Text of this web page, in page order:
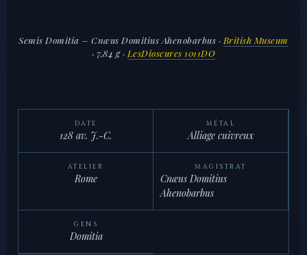
Semis Domitia – Cnæus Domitius Ahenobarbus · British Museum
· 7,84 g · LesDioscures 1011DO
DATE
128 av. J.-C.
MÉTAL
Alliage cuivreux
ATELIER
Rome
MAGISTRAT
Cnæus Domitius
Ahenobarbus
GENS
Domitia